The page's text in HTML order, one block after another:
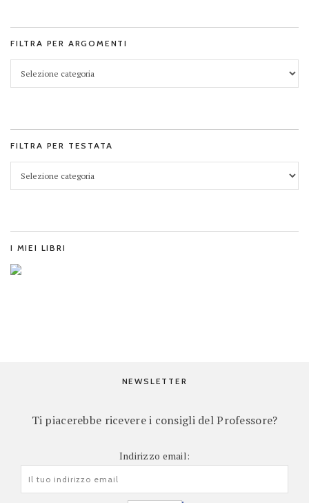
FILTRA PER ARGOMENTI
FILTRA PER TESTATA
I MIEI LIBRI
NEWSLETTER
Ti piacerebbe ricevere i consigli del Professore?
Indirizzo email: